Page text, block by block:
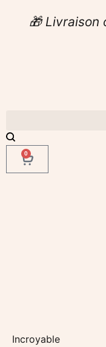
🎁
0
Incroyable